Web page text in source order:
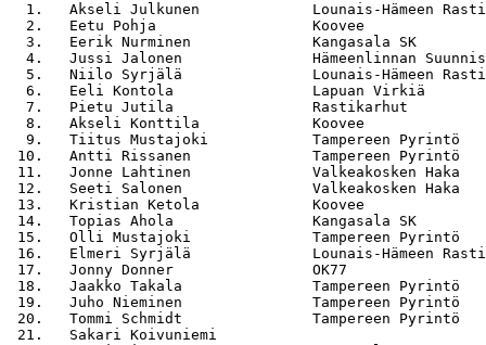
1.   Akseli Julkunen             Lounais-
2.   Eetu Pohja                  Koovee
3.   Eerik Nurminen              Kangasala SK
4.   Jussi Jalonen               Hämeenlinnan
5.   Niilo Syrjälä               Lounais-Hämeen
6.   Eeli Kontola                Lapuan Virkiä
7.   Pietu Jutila                Rastikarhut
8.   Akseli Konttila             Koovee
9.   Tiitus Mustajoki            Tampereen Pyrintö
10.   Antti Rissanen              Tampereen
11.   Jonne Lahtinen              Valkeakosken
12.   Seeti Salonen               Valkeakosken
13.   Kristian Ketola             Koovee
14.   Topias Ahola                Kangasala SK
15.   Olli Mustajoki              Tampereen
16.   Elmeri Syrjälä              Lounais-Hämeen
17.   Jonny Donner                OK77
18.   Jaakko Takala               Tampereen
19.   Juho Nieminen               Tampereen
20.   Tommi Schmidt               Tampereen
21.   Sakari Koivuniemi